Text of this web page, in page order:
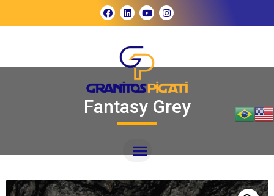
Fantasy Grey